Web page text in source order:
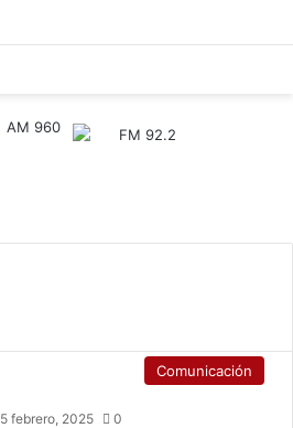
Comunicación
5 febrero, 2025 0